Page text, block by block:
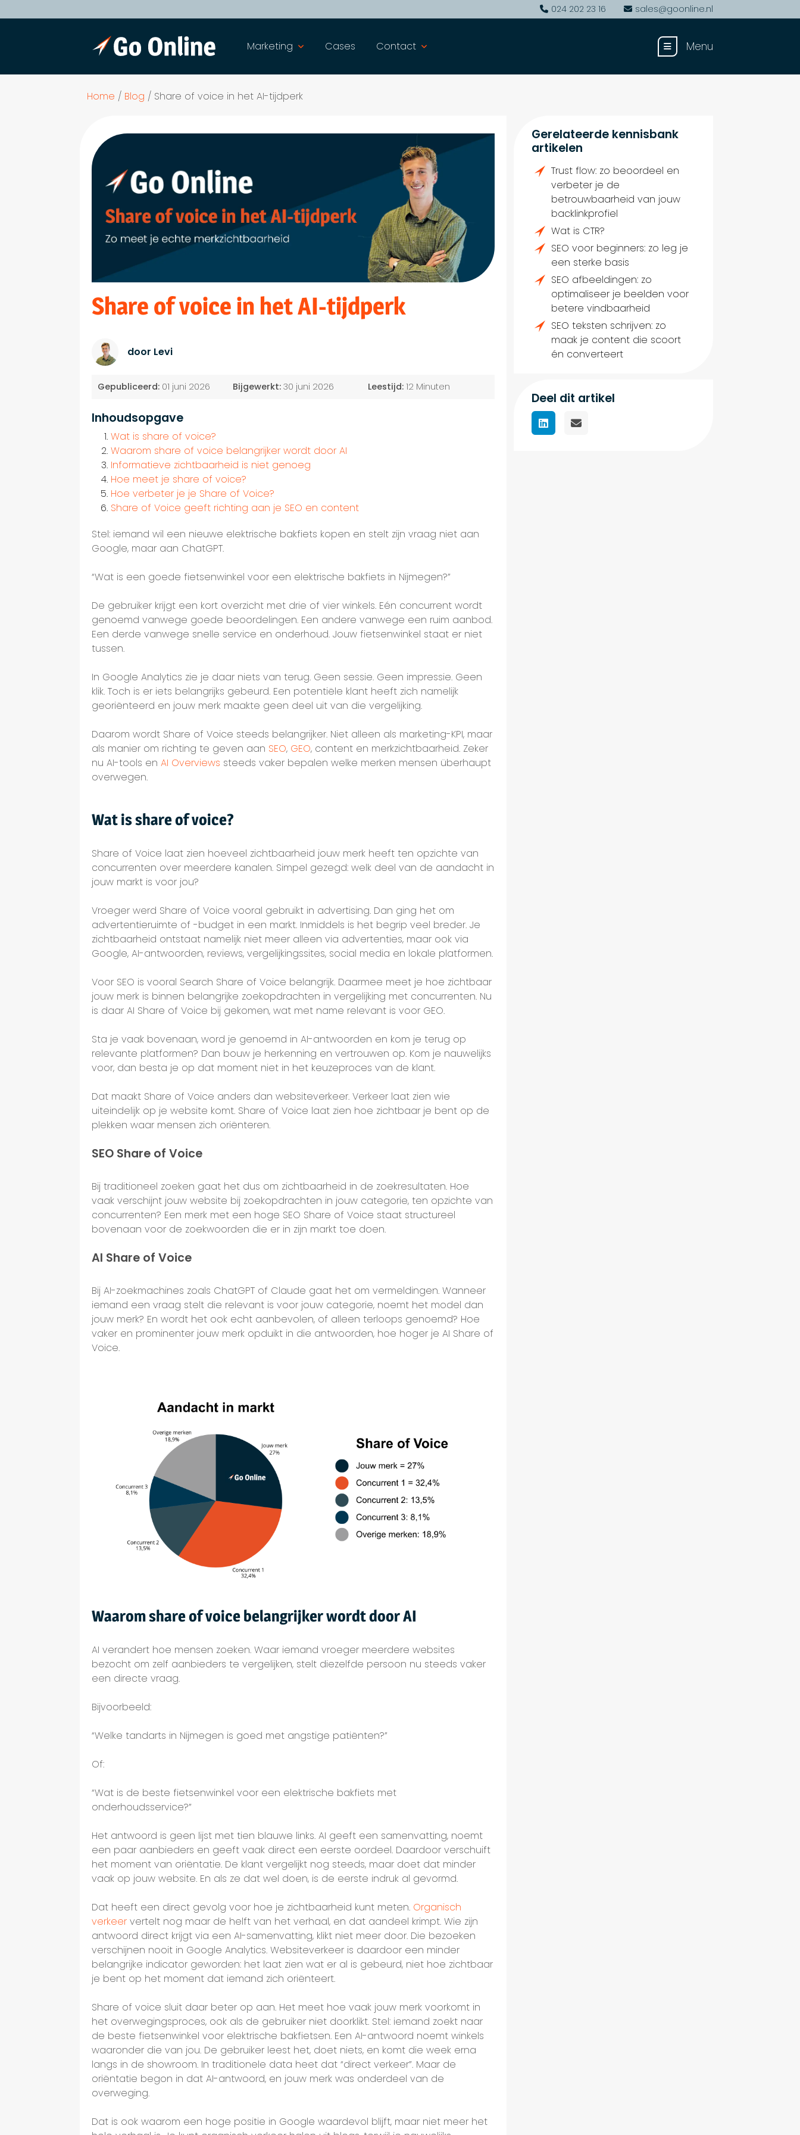
024 202 23 16 sales@goonline.nl
Marketing Cases Contact Menu
Home / Blog / Share of voice in het AI-tijdperk
Share of voice in het AI-tijdperk
door Levi
Gepubliceerd: 01 juni 2026 Bijgewerkt: 30 juni 2026 Leestijd: 12 Minuten
Inhoudsopgave
Wat is share of voice?
Waarom share of voice belangrijker wordt door AI
Informatieve zichtbaarheid is niet genoeg
Hoe meet je share of voice?
Hoe verbeter je je Share of Voice?
Share of Voice geeft richting aan je SEO en content
Stel: iemand wil een nieuwe elektrische bakfiets kopen en stelt zijn vraag niet aan
Google, maar aan ChatGPT.
“Wat is een goede fietsenwinkel voor een elektrische bakfiets in Nijmegen?”
De gebruiker krijgt een kort overzicht met drie of vier winkels. Eén concurrent wordt
genoemd vanwege goede beoordelingen. Een andere vanwege een ruim aanbod.
Een derde vanwege snelle service en onderhoud. Jouw fietsenwinkel staat er niet
tussen.
In Google Analytics zie je daar niets van terug. Geen sessie. Geen impressie. Geen
klik. Toch is er iets belangrijks gebeurd. Een potentiële klant heeft zich namelijk
georiënteerd en jouw merk maakte geen deel uit van die vergelijking.
Daarom wordt Share of Voice steeds belangrijker. Niet alleen als marketing-KPI, maar
als manier om richting te geven aan SEO, GEO, content en merkzichtbaarheid. Zeker
nu AI-tools enAI Overviews steeds vaker bepalen welke merken mensen überhaupt
overwegen.
Wat is share of voice?
Share of Voice laat zien hoeveel zichtbaarheid jouw merk heeft ten opzichte van
concurrenten over meerdere kanalen. Simpel gezegd: welk deel van de aandacht in
jouw markt is voor jou?
Vroeger werd Share of Voice vooral gebruikt in advertising. Dan ging het om
advertentieruimte of -budget in een markt. Inmiddels is het begrip veel breder. Je
zichtbaarheid ontstaat namelijk niet meer alleen via advertenties, maar ook via
Google, AI-antwoorden, reviews, vergelijkingssites, social media en lokale platformen.
Voor SEO is vooral Search Share of Voice belangrijk. Daarmee meet je hoe zichtbaar
jouw merk is binnen belangrijke zoekopdrachten in vergelijking met concurrenten. Nu
is daar AI Share of Voice bij gekomen, wat met name relevant is voor GEO.
Sta je vaak bovenaan, word je genoemd in AI-antwoorden en kom je terug op
relevante platformen? Dan bouw je herkenning en vertrouwen op. Kom je nauwelijks
voor, dan besta je op dat moment niet in het keuzeproces van de klant.
Dat maakt Share of Voice anders dan websiteverkeer. Verkeer laat zien wie
uiteindelijk op je website komt. Share of Voice laat zien hoe zichtbaar je bent op de
plekken waar mensen zich oriënteren.
SEO Share of Voice
Bij traditioneel zoeken gaat het dus om zichtbaarheid in de zoekresultaten. Hoe
vaak verschijnt jouw website bij zoekopdrachten in jouw categorie, ten opzichte van
concurrenten? Een merk met een hoge SEO Share of Voice staat structureel
bovenaan voor de zoekwoorden die er in zijn markt toe doen.
AI Share of Voice
Bij AI-zoekmachines zoals ChatGPT of Claude gaat het om vermeldingen. Wanneer
iemand een vraag stelt die relevant is voor jouw categorie, noemt het model dan
jouw merk? En wordt het ook echt aanbevolen, of alleen terloops genoemd? Hoe
vaker en prominenter jouw merk opduikt in die antwoorden, hoe hoger je AI Share of
Voice.
Waarom share of voice belangrijker wordt door AI
AI verandert hoe mensen zoeken. Waar iemand vroeger meerdere websites
bezocht om zelf aanbieders te vergelijken, stelt diezelfde persoon nu steeds vaker
een directe vraag.
Bijvoorbeeld:
“Welke tandarts in Nijmegen is goed met angstige patiënten?”
Of:
“Wat is de beste fietsenwinkel voor een elektrische bakfiets met
onderhoudsservice?”
Het antwoord is geen lijst met tien blauwe links. AI geeft een samenvatting, noemt
een paar aanbieders en geeft vaak direct een eerste oordeel. Daardoor verschuift
het moment van oriëntatie. De klant vergelijkt nog steeds, maar doet dat minder
vaak op jouw website. En als ze dat wel doen, is de eerste indruk al gevormd.
Dat heeft een direct gevolg voor hoe je zichtbaarheid kunt meten. Organisch
verkeer vertelt nog maar de helft van het verhaal, en dat aandeel krimpt. Wie zijn
antwoord direct krijgt via een AI-samenvatting, klikt niet meer door. Die bezoeken
verschijnen nooit in Google Analytics. Websiteverkeer is daardoor een minder
belangrijke indicator geworden: het laat zien wat er al is gebeurd, niet hoe zichtbaar
je bent op het moment dat iemand zich oriënteert.
Share of voice sluit daar beter op aan. Het meet hoe vaak jouw merk voorkomt in
het overwegingsproces, ook als de gebruiker niet doorklikt. Stel: iemand zoekt naar
de beste fietsenwinkel voor elektrische bakfietsen. Een AI-antwoord noemt winkels
waaronder die van jou. De gebruiker leest het, doet niets, en komt die week erna
langs in de showroom. In traditionele data heet dat “direct verkeer”. Maar de
oriëntatie begon in dat AI-antwoord, en jouw merk was onderdeel van de
overweging.
Dat is ook waarom een hoge positie in Google waardevol blijft, maar niet meer het
Gerelateerde kennisbank
artikelen
Trust flow: zo beoordeel en
verbeter je de
betrouwbaarheid van jouw
backlinkprofiel
Wat is CTR?
SEO voor beginners: zo leg je
een sterke basis
SEO afbeeldingen: zo
optimaliseer je beelden voor
betere vindbaarheid
SEO teksten schrijven: zo
maak je content die scoort
én converteert
Deel dit artikel